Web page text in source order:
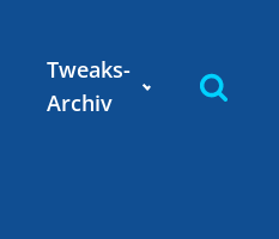
Tweaks-
Archiv